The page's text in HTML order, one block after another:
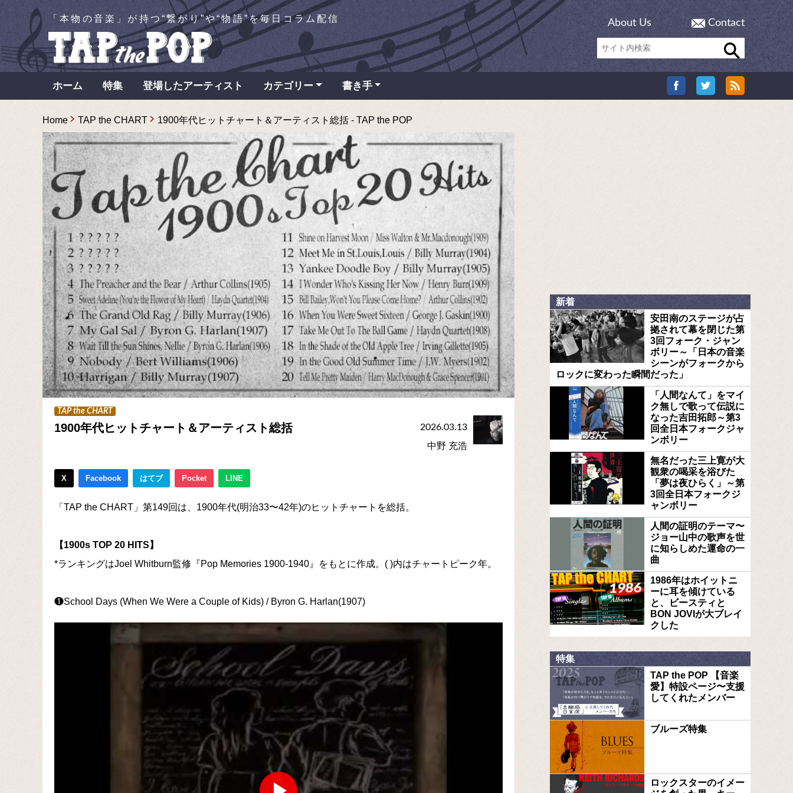
「本物の音楽」が持つ“繋がり”や“物語”を毎日コラム配信 About Us Contact
ホーム 特集 登場したアーティスト カテゴリー 書き手
Home TAP the CHART 1900年代ヒットチャート＆アーティスト総括 - TAP the POP
TAP the CHART
1900年代ヒットチャート＆アーティスト総括 2026.03.13
中野 充浩
X Facebook はてブ Pocket LINE
「TAP the CHART」第149回は、1900年代(明治33〜42年)のヒットチャートを総括。
【1900s TOP 20 HITS】
*ランキングはJoel Whitburn監修『Pop Memories 1900-1940』をもとに作成。( )内はチャートピーク年。
❶School Days (When We Were a Couple of Kids) / Byron G. Harlan(1907)
新着
安田南のステージが占
拠されて幕を閉じた第
3回フォーク・ジャン
ボリー～「日本の音楽
シーンがフォークから
ロックに変わった瞬間だった」
「人間なんて」をマイ
ク無しで歌って伝説に
なった吉田拓郎～第3
回全日本フォークジャ
ンボリー
無名だった三上寛が大
観衆の喝采を浴びた
「夢は夜ひらく」～第
3回全日本フォークジ
ャンボリー
人間の証明のテーマ〜
ジョー山中の歌声を世
に知らしめた運命の一
曲
1986年はホイットニ
ーに耳を傾けている
と、ビースティと
BON JOVIが大ブレイ
クした
特集
TAP the POP 【音楽
愛】特設ページ〜支援
してくれたメンバー
ブルーズ特集
ロックスターのイメー